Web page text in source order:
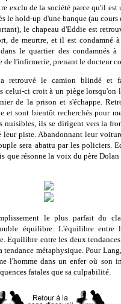
exclu de la société parce qu'il
le hold-up d'une banque (au
le chapeau d'Eddie est
de meurtre, et il est condamné
le quartier des condamnés
de l'infirmerie, prenant le docteur
a retrouvé le camion blindé et
celui-ci croit à un piège lorsqu'on
de la prison et s'échappe.
et sont bientôt recherchés pour
nuisibles, ils se dirigent vers la
leur piste. Abandonnant leur
sera abattu par les policiers.
que résonne la voix du père
le plus parfait du
équilibre. L'équilibre entre
Equilibre entre les deux
tendance métaphysique. Pour
l'homme dans un enfer où son
fatales que sa culpabilité.